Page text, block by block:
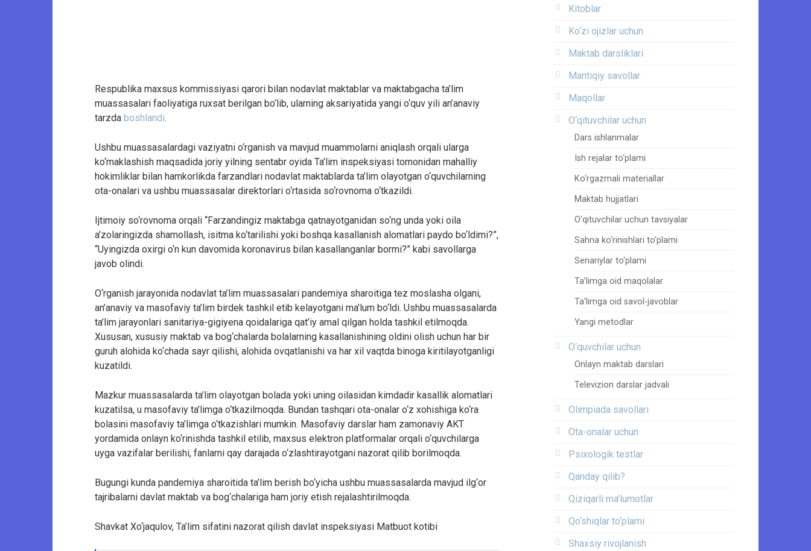
Respublika maxsus kommissiyasi qarori bilan nodavlat maktablar va maktabgacha ta’lim
muassasalari faoliyatiga ruxsat berilgan bo‘lib, ularning aksariyatida yangi o‘quv yili an’anaviy
tarzda boshlandi.
Ushbu muassasalardagi vaziyatni o‘rganish va mavjud muammolarni aniqlash orqali ularga
ko‘maklashish maqsadida joriy yilning sentabr oyida Ta’lim inspeksiyasi tomonidan mahalliy
hokimliklar bilan hamkorlikda farzandlari nodavlat maktablarda ta’lim olayotgan o‘quvchilarning
ota-onalari va ushbu muassasalar direktorlari o‘rtasida so‘rovnoma o‘tkazildi.
Ijtimoiy so‘rovnoma orqali “Farzandingiz maktabga qatnayotganidan so‘ng unda yoki oila
a’zolaringizda shamollash, isitma ko‘tarilishi yoki boshqa kasallanish alomatlari paydo bo‘ldimi?”,
“Uyingizda oxirgi o‘n kun davomida koronavirus bilan kasallanganlar bormi?” kabi savollarga
javob olindi.
O‘rganish jarayonida nodavlat ta’lim muassasalari pandemiya sharoitiga tez moslasha olgani,
an’anaviy va masofaviy ta’lim birdek tashkil etib kelayotgani ma’lum bo‘ldi. Ushbu muassasalarda
ta’lim jarayonlari sanitariya-gigiyena qoidalariga qat’iy amal qilgan holda tashkil etilmoqda.
Xususan, xususiy maktab va bog‘chalarda bolalarning kasallanishining oldini olish uchun har bir
guruh alohida ko‘chada sayr qilishi, alohida ovqatlanishi va har xil vaqtda binoga kiritilayotganligi
kuzatildi.
Mazkur muassasalarda ta’lim olayotgan bolada yoki uning oilasidan kimdadir kasallik alomatlari
kuzatilsa, u masofaviy ta’limga o‘tkazilmoqda. Bundan tashqari ota-onalar o‘z xohishiga ko‘ra
bolasini masofaviy ta’limga o‘tkazishlari mumkin. Masofaviy darslar ham zamonaviy AKT
yordamida onlayn ko‘rinishda tashkil etilib, maxsus elektron platformalar orqali o‘quvchilarga
uyga vazifalar berilishi, fanlarni qay darajada o‘zlashtirayotgani nazorat qilib borilmoqda.
Bugungi kunda pandemiya sharoitida ta’lim berish bo‘yicha ushbu muassasalarda mavjud ilg‘or
tajribalarni davlat maktab va bog‘chalariga ham joriy etish rejalashtirilmoqda.
Shavkat Xo‘jaqulov, Ta’lim sifatini nazorat qilish davlat inspeksiyasi Matbuot kotibi
Kitoblar
Ko‘zi ojizlar uchun
Maktab darsliklari
Mantiqiy savollar
Maqollar
O‘qituvchilar uchun
Dars ishlanmalar
Ish rejalar to‘plami
Ko‘rgazmali materiallar
Maktab hujjatlari
O‘qituvchilar uchun tavsiyalar
Sahna ko‘rinishlari to‘plami
Senariylar to‘plami
Ta’limga oid maqolalar
Ta’limga oid savol-javoblar
Yangi metodlar
O‘quvchilar uchun
Onlayn maktab darslari
Televizion darslar jadvali
Olimpiada savollari
Ota-onalar uchun
Psixologik testlar
Qanday qilib?
Qiziqarli ma’lumotlar
Qo‘shiqlar to‘plami
Shaxsiy rivojlanish